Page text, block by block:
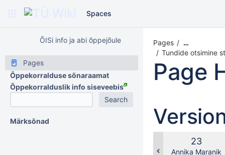
Spaces
ÕISi info ja abi õppejõule
Pages
Õppekorralduse sõnaraamat
Õppekorralduslik info siseveebis
Märksõnad
Pages …
Tundide otsimine
Page
Old
Version
23
Annika Maranik